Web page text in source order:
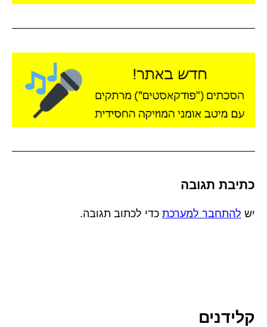
כתיבת תגובה
יש להתחבר למערכת כדי לכתוב תגובה.
קלידנים